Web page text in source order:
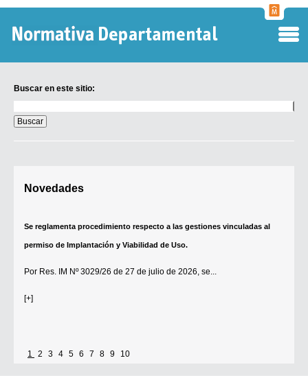
Buscar en este sitio:
en
este
sitio:
Novedades
Se reglamenta procedimiento respecto a las gestiones vinculadas al
permiso de Implantación y Viabilidad de Uso.
Por Res. IM Nº 3029/26 de 27 de julio de 2026, se...
[+]
1 2 3 4 5 6 7 8 9 10